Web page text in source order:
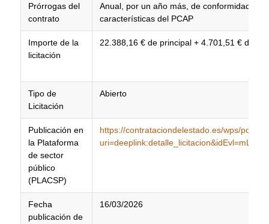
Prórrogas del
contrato
Anual, por un año más, de conformidad
características del PCAP
Importe de la
licitación
22.388,16 € de principal + 4.701,51 € de
Tipo de
Licitación
Abierto
Publicación en
la Plataforma
de sector
público
(PLACSP)
https://contrataciondelestado.es/wps/poc?
Fecha
publicación de
16/03/2026